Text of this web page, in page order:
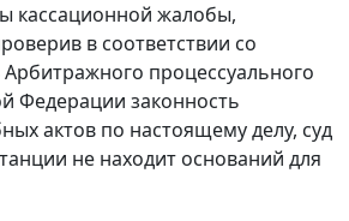
кассационной жалобы,
в соответствии со
Арбитражного процессуального
Федерации законность
актов по настоящему делу, суд
не находит оснований для